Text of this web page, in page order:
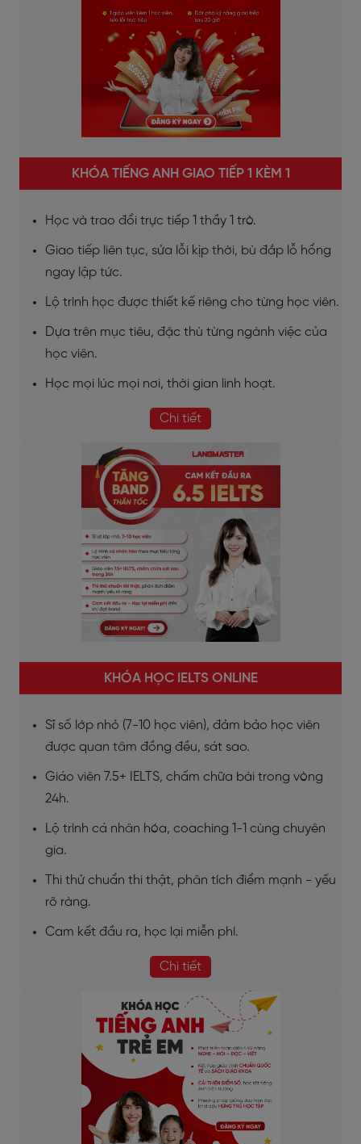
KHÓA TIẾNG ANH GIAO TIẾP 1 KÈM 1
Học và trao đổi trực tiếp 1 thầy 1 trò.
Giao tiếp liên tục, sửa lỗi kịp thời, bù đắp lỗ hổng
ngay lập tức.
Lộ trình học được thiết kế riêng cho từng học viên.
Dựa trên mục tiêu, đặc thù từng ngành việc của
học viên.
Học mọi lúc mọi nơi, thời gian linh hoạt.
Chi tiết
KHÓA HỌC IELTS ONLINE
Sĩ số lớp nhỏ (7-10 học viên), đảm bảo học viên
được quan tâm đồng đều, sát sao.
Giáo viên 7.5+ IELTS, chấm chữa bài trong vòng
24h.
Lộ trình cá nhân hóa, coaching 1-1 cùng chuyên
gia.
Thi thử chuẩn thi thật, phân tích điểm mạnh - yếu
rõ ràng.
Cam kết đầu ra, học lại miễn phí.
Chi tiết